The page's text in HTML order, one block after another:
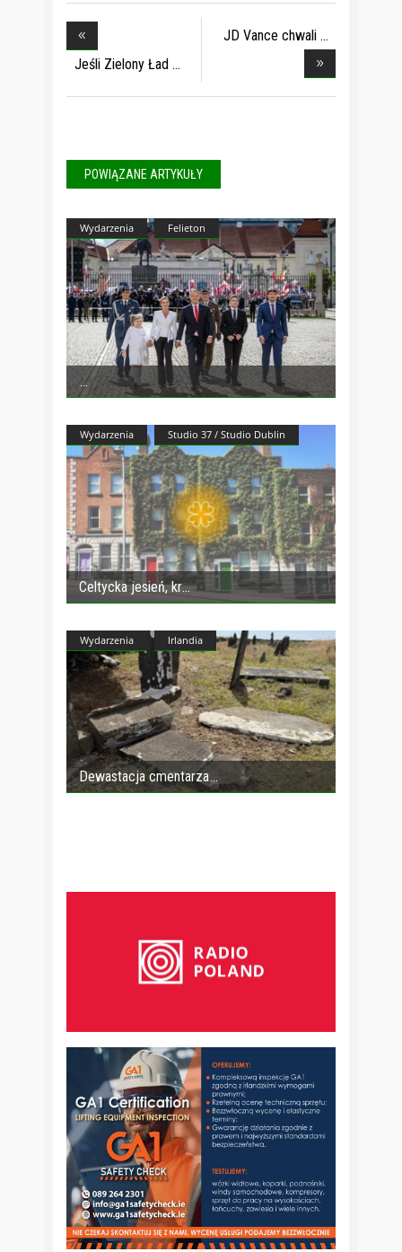
Jeśli Zielony Ład
JD Vance chwali
POWIĄZANE ARTYKUŁY
Wydarzenia Felieton
Wydarzenia Studio 37 / Studio Dublin
Celtycka jesień, kr
Wydarzenia Irlandia
Dewastacja cmentarza